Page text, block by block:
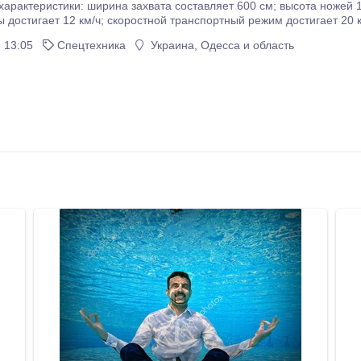
ширина захвата составляет 600 см; высота ножей 120мм продуктивность – до 7, 2 га/ч; скоростной
режим достигает 20 км/ч; диаметр катка с ножами – 46 см; вал катка
положения обладает такими габаритными размерами – 480*250*160 см
13:05 Спецтехника Украина, Одесса и область